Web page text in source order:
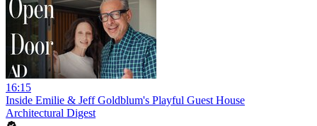
16:15
Inside Emilie & Jeff Goldblum's Playful Guest House
Architectural Digest